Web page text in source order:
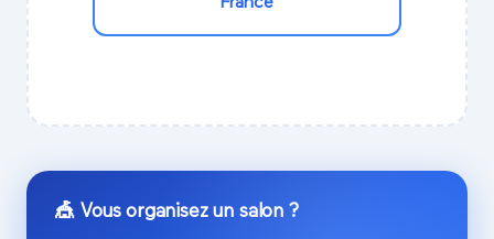
🎪 Vous organisez un salon ?